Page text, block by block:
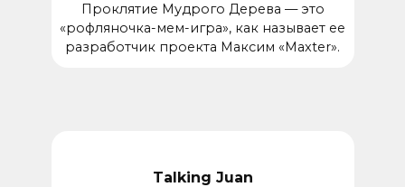
Проклятие Мудрого Дерева — это
«рофляночка-мем-игра», как называет ее
разработчик проекта Максим «Maxter».
Talking Juan